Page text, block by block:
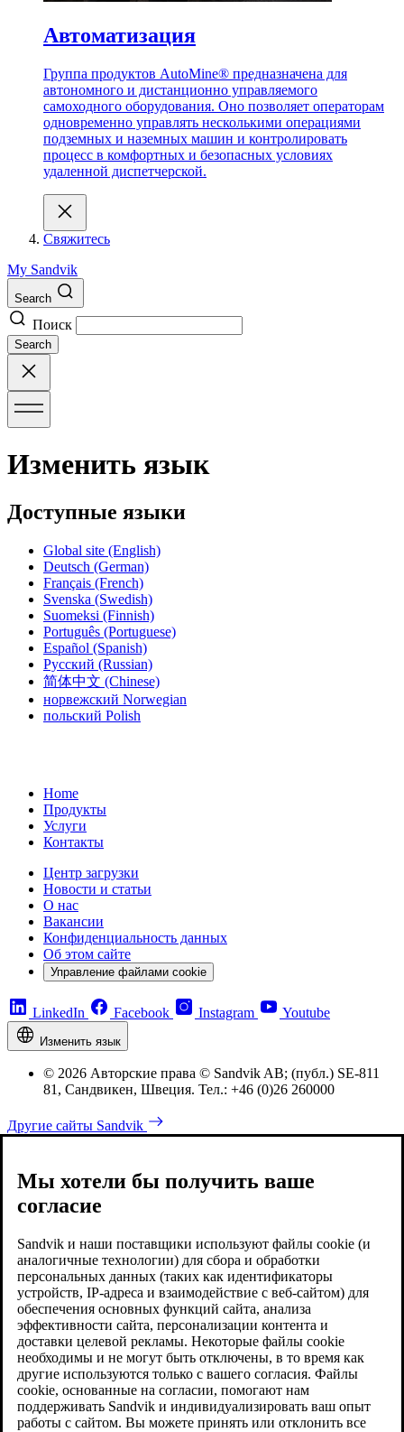
Автоматизация
Группа продуктов AutoMine® предназначена для
автономного и дистанционно управляемого
самоходного оборудования. Оно позволяет операторам
одновременно управлять несколькими операциями
подземных и наземных машин и контролировать
процесс в комфортных и безопасных условиях
удаленной диспетчерской.
Свяжитесь
My Sandvik
Search
Поиск
Search
Изменить язык
Доступные языки
Global site (English)
Deutsch (German)
Français (French)
Svenska (Swedish)
Suomeksi (Finnish)
Português (Portuguese)
Español (Spanish)
Русский (Russian)
简体中文 (Chinese)
норвежский Norwegian
польский Polish
Home
Продукты
Услуги
Контакты
Центр загрузки
Новости и статьи
О нас
Вакансии
Конфиденциальность данных
Об этом сайте
Управление файлами cookie
LinkedIn Facebook Instagram Youtube
Изменить язык
© 2026 Авторские права © Sandvik AB; (публ.) SE-811
81, Сандвикен, Швеция. Тел.: +46 (0)26 260000
Другие сайты Sandvik
Мы хотели бы получить ваше
согласие
Sandvik и наши поставщики используют файлы cookie (и
аналогичные технологии) для сбора и обработки
персональных данных (таких как идентификаторы
устройств, IP-адреса и взаимодействие с веб-сайтом) для
обеспечения основных функций сайта, анализа
эффективности сайта, персонализации контента и
доставки целевой рекламы. Некоторые файлы cookie
необходимы и не могут быть отключены, в то время как
другие используются только с вашего согласия. Файлы
cookie, основанные на согласии, помогают нам
поддерживать Sandvik и индивидуализировать ваш опыт
работы с сайтом. Вы можете принять или отклонить все